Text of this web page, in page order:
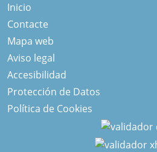
Inicio
Contacte
Mapa web
Aviso legal
Accesibilidad
Protección de Datos
Política de Cookies